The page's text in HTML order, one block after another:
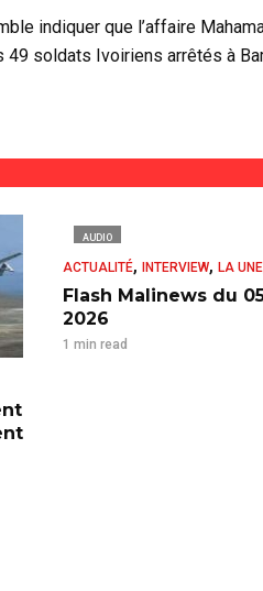
indiquer que l’affaire
49 soldats Ivoiriens arrêtés à
AUDIO
ACTUALITÉ, INTERVIEW, LA UNE
Flash Malinews du
2026
1 min read